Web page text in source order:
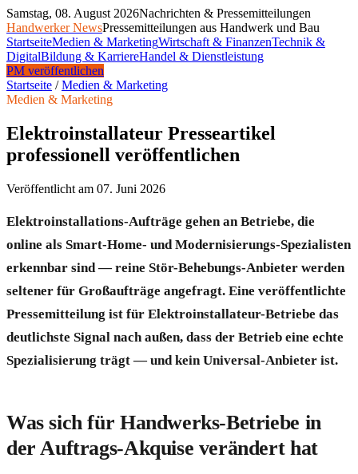
Samstag, 08. August 2026Nachrichten & Pressemitteilungen
Handwerker NewsPressemitteilungen aus Handwerk und Bau
StartseiteMedien & MarketingWirtschaft & FinanzenTechnik &
DigitalBildung & KarriereHandel & Dienstleistung
PM veröffentlichen
Startseite /Medien & Marketing
Medien & Marketing
Elektroinstallateur Presseartikel
professionell veröffentlichen
Veröffentlicht am 07. Juni 2026
Elektroinstallations-Aufträge gehen an Betriebe, die
online als Smart-Home- und Modernisierungs-Spezialisten
erkennbar sind — reine Stör-Behebungs-Anbieter werden
seltener für Großaufträge angefragt. Eine veröffentlichte
Pressemitteilung ist für Elektroinstallateur-Betriebe das
deutlichste Signal nach außen, dass der Betrieb eine echte
Spezialisierung trägt — und kein Universal-Anbieter ist.
Was sich für Handwerks-Betriebe in
der Auftrags-Akquise verändert hat